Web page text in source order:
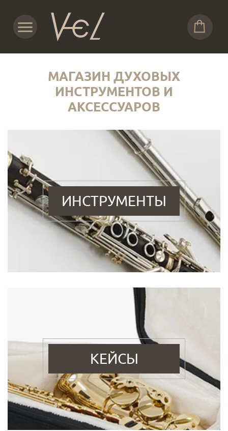
МАГАЗИН ДУХОВЫХ
ИНСТРУМЕНТОВ И
АКСЕССУАРОВ
ИНСТРУМЕНТЫ
КЕЙСЫ